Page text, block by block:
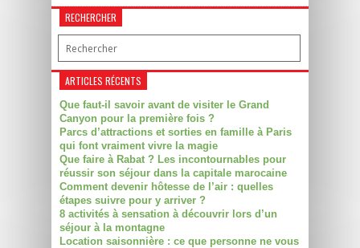
RECHERCHER
ARTICLES RÉCENTS
Que faut-il savoir avant de visiter le Grand
Canyon pour la première fois ?
Parcs d’attractions et sorties en famille à Paris
qui font vraiment vivre la magie
Que faire à Rabat ? Les incontournables pour
réussir son séjour dans la capitale marocaine
Comment devenir hôtesse de l’air : quelles
étapes suivre pour y arriver ?
8 activités à sensation à découvrir lors d’un
séjour à la montagne
Location saisonnière : ce que personne ne vous